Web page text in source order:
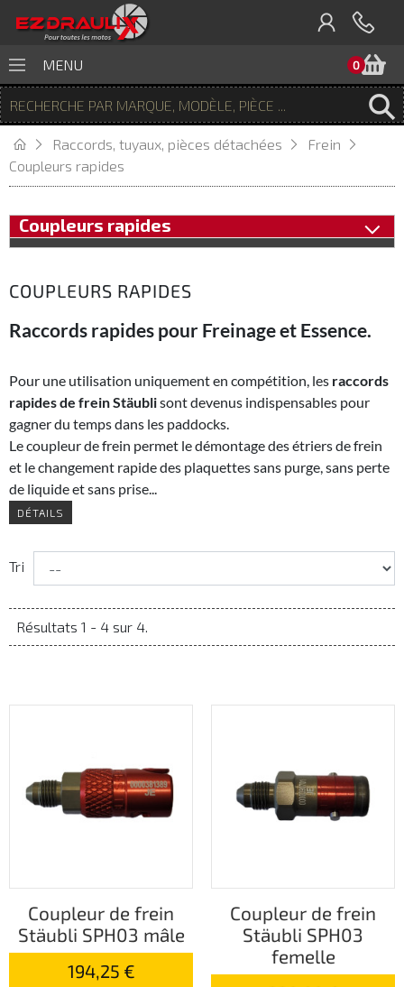
0
MENU
Raccords, tuyaux, pièces détachées
Frein
Coupleurs rapides
Coupleurs rapides
COUPLEURS RAPIDES
Raccords rapides pour Freinage et Essence.
Pour une utilisation uniquement en compétition, les raccords
rapides de frein Stäublisont devenus indispensables pour
gagner du temps dans les paddocks.
Le coupleur de frein permet le démontage des étriers de frein
et le changement rapide des plaquettes sans purge, sans perte
de liquide et sans prise...
DÉTAILS
Tri
Résultats 1 - 4 sur 4.
Coupleur de frein
Stäubli SPH03 mâle
194,25 €
Coupleur de frein
Stäubli SPH03
femelle